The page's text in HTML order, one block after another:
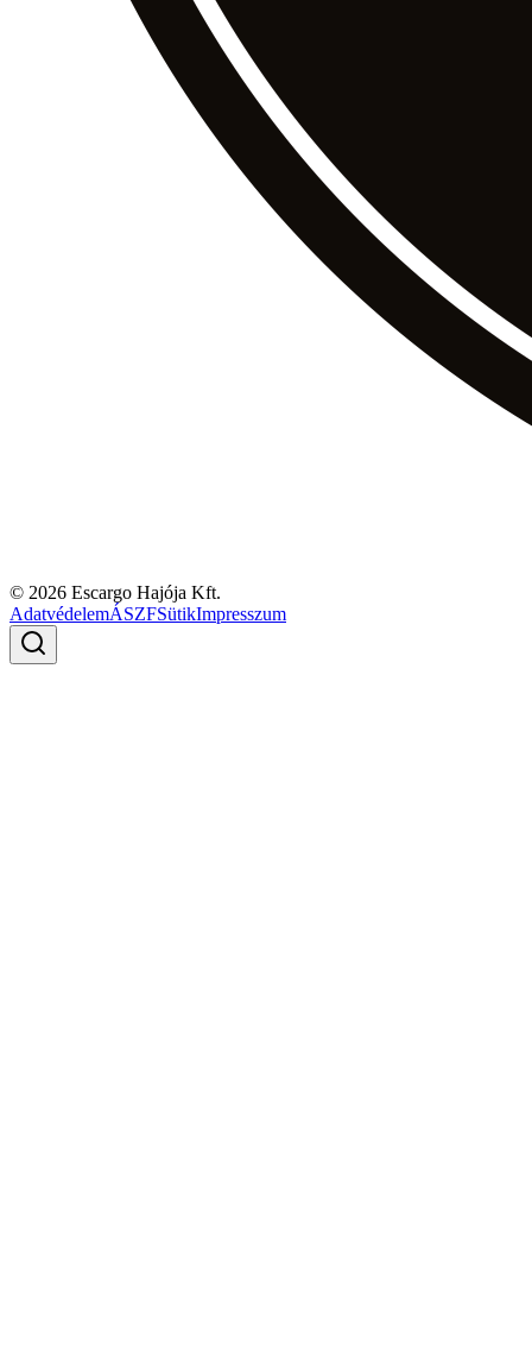
© 2026 Escargo Hajója Kft.
AdatvédelemÁSZFSütikImpresszum